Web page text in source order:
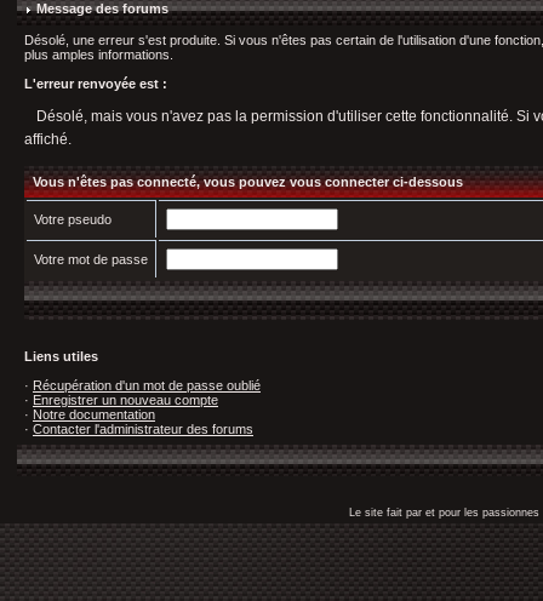
Message des forums
Désolé, une erreur s'est produite. Si vous n'êtes pas certain de l'utilisation d'une
plus amples informations.
L'erreur renvoyée est :
Désolé, mais vous n'avez pas la permission d'utiliser cette fonctionnalité.
affiché.
Vous n'êtes pas connecté, vous pouvez vous connecter ci-dessous
Votre pseudo
Votre mot de passe
Liens utiles
· Récupération d'un mot de passe oublié
· Enregistrer un nouveau compte
· Notre documentation
· Contacter l'administrateur des forums
Le site fait par et pour les